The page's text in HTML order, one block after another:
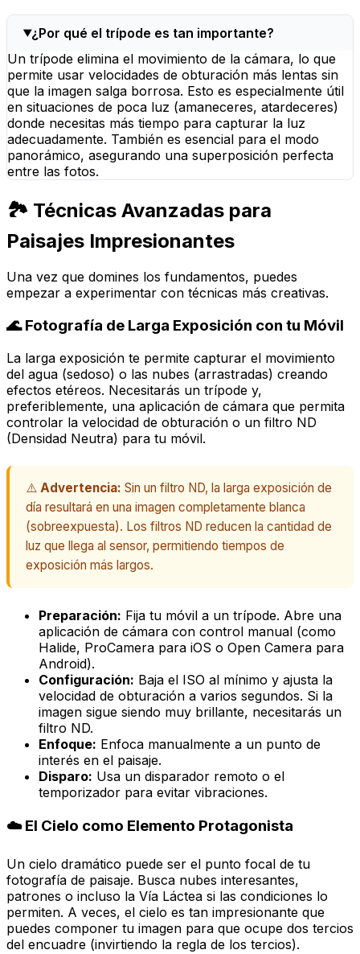
¿Por qué el trípode es tan importante?
Un trípode elimina el movimiento de la cámara, lo que
permite usar velocidades de obturación más lentas sin
que la imagen salga borrosa. Esto es especialmente útil
en situaciones de poca luz (amaneceres, atardeceres)
donde necesitas más tiempo para capturar la luz
adecuadamente. También es esencial para el modo
panorámico, asegurando una superposición perfecta
entre las fotos.
🏞️ Técnicas Avanzadas para
Paisajes Impresionantes
Una vez que domines los fundamentos, puedes
empezar a experimentar con técnicas más creativas.
🌊 Fotografía de Larga Exposición con tu Móvil
La larga exposición te permite capturar el movimiento
del agua (sedoso) o las nubes (arrastradas) creando
efectos etéreos. Necesitarás un trípode y,
preferiblemente, una aplicación de cámara que permita
controlar la velocidad de obturación o un filtro ND
(Densidad Neutra) para tu móvil.
⚠️ Advertencia: Sin un filtro ND, la larga exposición de
día resultará en una imagen completamente blanca
(sobreexpuesta). Los filtros ND reducen la cantidad de
luz que llega al sensor, permitiendo tiempos de
exposición más largos.
Preparación: Fija tu móvil a un trípode. Abre una
aplicación de cámara con control manual (como
Halide, ProCamera para iOS o Open Camera para
Android).
Configuración: Baja el ISO al mínimo y ajusta la
velocidad de obturación a varios segundos. Si la
imagen sigue siendo muy brillante, necesitarás un
filtro ND.
Enfoque: Enfoca manualmente a un punto de
interés en el paisaje.
Disparo: Usa un disparador remoto o el
temporizador para evitar vibraciones.
☁️ El Cielo como Elemento Protagonista
Un cielo dramático puede ser el punto focal de tu
fotografía de paisaje. Busca nubes interesantes,
patrones o incluso la Vía Láctea si las condiciones lo
permiten. A veces, el cielo es tan impresionante que
puedes componer tu imagen para que ocupe dos tercios
del encuadre (invirtiendo la regla de los tercios).